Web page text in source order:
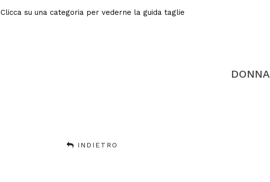
Clicca su una categoria per vederne la guida taglie
DONNA
INDIETRO